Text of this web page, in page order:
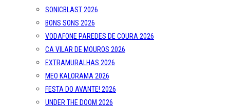
SONICBLAST 2026
BONS SONS 2026
VODAFONE PAREDES DE COURA 2026
CA VILAR DE MOUROS 2026
EXTRAMURALHAS 2026
MEO KALORAMA 2026
FESTA DO AVANTE! 2026
UNDER THE DOOM 2026